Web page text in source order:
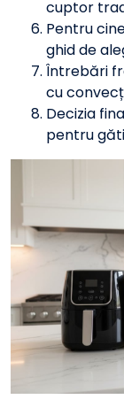
cuptor
Pentru
ghid de
Întrebări
cu
Decizia
pentru